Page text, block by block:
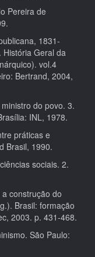
Pereira de
1831-
História Geral da
vol.4
Bertrand, 2004,
do povo. 3.
INL, 1978.
práticas e
Brasil, 1990.
sociais. 2.
construção do
Brasil: formação
2003. p. 431-468.
São Paulo: